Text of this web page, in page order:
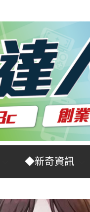
◆新奇資訊